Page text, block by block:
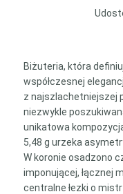
w
Szlifie
Łezka
i
Trapez
(Przełom
XX/XXI
Wieku)
Biżuteria, która
współczesnej
z najszlachetniejszej
niezwykle
unikatowa
5,48 g urzeka
W koronie osadzono
imponującej, łącznej
centralne łezki o